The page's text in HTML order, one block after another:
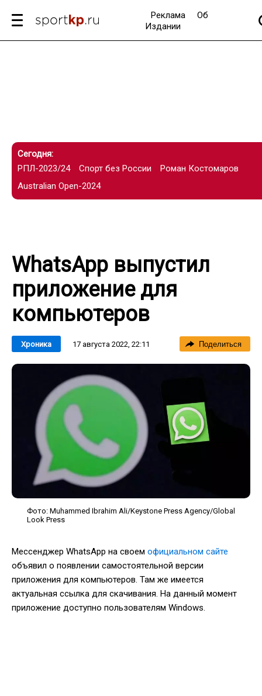
Реклама
Об
Издании
Сегодня:
РПЛ-2023/24
Спорт без России
Роман Костомаров
Australian Open-2024
WhatsApp выпустил
приложение для
компьютеров
Хроника 17 августа 2022, 22:11 Поделиться
Фото: Muhammed Ibrahim Ali/Keystone Press Agency/Global
Look Press
Мессенджер WhatsApp на своем официальном сайте
объявил о появлении самостоятельной версии
приложения для компьютеров. Там же имеется
актуальная ссылка для скачивания. На данный момент
приложение доступно пользователям Windows.